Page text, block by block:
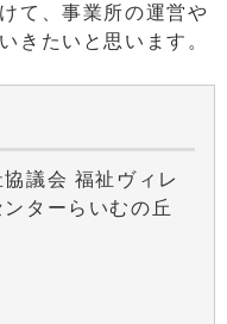
て、事業所の運営や
きたいと思います。
議会 福祉ヴィレ
ターらいむの丘